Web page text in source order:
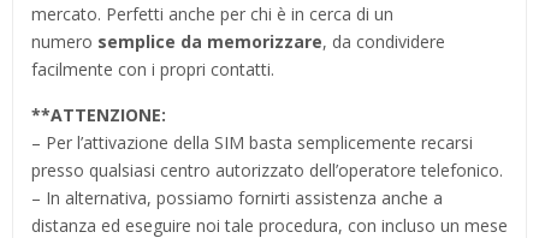
mercato. Perfetti anche per chi è in cerca di un
numero semplice da memorizzare, da condividere
facilmente con i propri contatti.
**ATTENZIONE:
– Per l’attivazione della SIM basta semplicemente recarsi
presso qualsiasi centro autorizzato dell’operatore telefonico.
– In alternativa, possiamo fornirti assistenza anche a
distanza ed eseguire noi tale procedura, con incluso un mese